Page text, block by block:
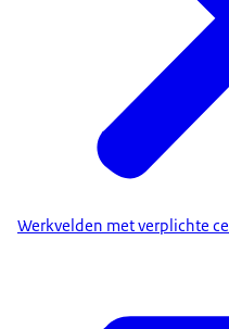
Werkvelden met verplichte